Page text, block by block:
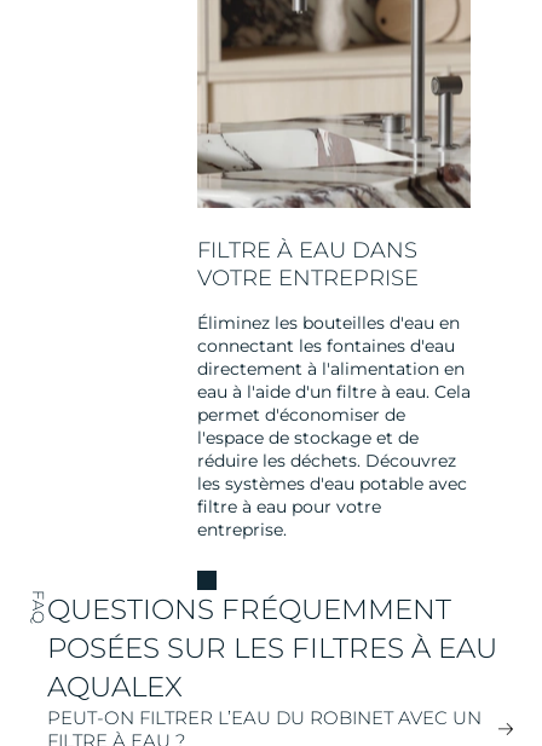
FILTRE À EAU DANS
VOTRE ENTREPRISE
Éliminez les bouteilles d'eau en
connectant les fontaines d'eau
directement à l'alimentation en
eau à l'aide d'un filtre à eau. Cela
permet d'économiser de
l'espace de stockage et de
réduire les déchets. Découvrez
les systèmes d'eau potable avec
filtre à eau pour votre
entreprise.
FAQQUESTIONS FRÉQUEMMENT
POSÉES SUR LES FILTRES À EAU
AQUALEX
PEUT-ON FILTRER L’EAU DU ROBINET AVEC UN
FILTRE À EAU ?